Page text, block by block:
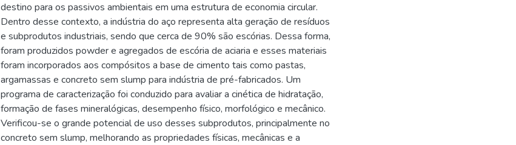
destino para os passivos ambientais em uma estrutura de economia circular.
Dentro desse contexto, a indústria do aço representa alta geração de resíduos
e subprodutos industriais, sendo que cerca de 90% são escórias. Dessa forma,
foram produzidos powder e agregados de escória de aciaria e esses materiais
foram incorporados aos compósitos a base de cimento tais como pastas,
argamassas e concreto sem slump para indústria de pré-fabricados. Um
programa de caracterização foi conduzido para avaliar a cinética de hidratação,
formação de fases mineralógicas, desempenho físico, morfológico e mecânico.
Verificou-se o grande potencial de uso desses subprodutos, principalmente no
concreto sem slump, melhorando as propriedades físicas, mecânicas e a